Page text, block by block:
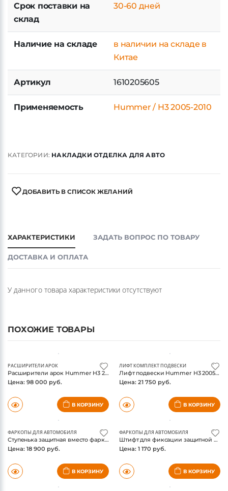
Срок поставки на
склад
30-60 дней
Наличие на складе
в наличии на складе в
Китае
Артикул 1610205605
Применяемость Hummer / H3 2005-2010
КАТЕГОРИИ: НАКЛАДКИ ОТДЕЛКА ДЛЯ АВТО
ДОБАВИТЬ В СПИСОК ЖЕЛАНИЙ
ХАРАКТЕРИСТИКИ ЗАДАТЬ ВОПРОС ПО ТОВАРУ
ДОСТАВКА И ОПЛАТА
У данного товара характеристики отсутствуют
ПОХОЖИЕ ТОВАРЫ
РАСШИРИТЕЛИ АРОК
Расширители арок Hummer H3 2005-2010, Bushwaker
Цена: 98 000 руб.
В КОРЗИНУ
ЛИФТ КОМПЛЕКТ ПОДВЕСКИ
Лифт подвески Hummer H3 2005-2010, 2,5 дюйма, Rough Country
Цена: 21 750 руб.
В КОРЗИНУ
ФАРКОПЫ ДЛЯ АВТОМОБИЛЯ
Ступенька защитная вместо фаркопа американского образца, Weathertech
Цена: 18 900 руб.
В КОРЗИНУ
ФАРКОПЫ ДЛЯ АВТОМОБИЛЯ
Штифт для фиксации защитной ступеньки Weathertech
Цена: 1 170 руб.
В КОРЗИНУ